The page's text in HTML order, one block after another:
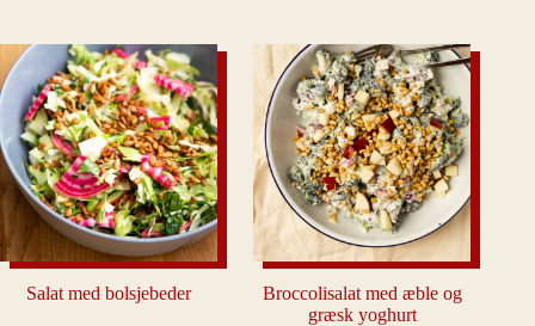
Salat med bolsjebeder
Broccolisalat med æble og
græsk yoghurt